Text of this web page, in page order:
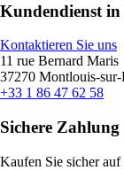
Kundendienst
Kontaktieren Sie uns
11 rue Bernard Maris
37270 Montlouis-
+33 1 86 47 62 58
Sichere Zahlung
Kaufen Sie sicher auf